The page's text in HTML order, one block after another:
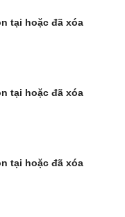
tại hoặc đã xóa
tại hoặc đã xóa
tại hoặc đã xóa